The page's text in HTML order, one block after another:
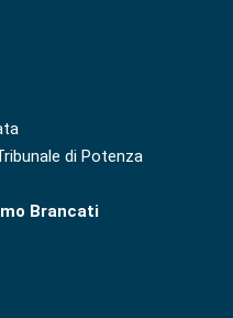
di Potenza
Brancati